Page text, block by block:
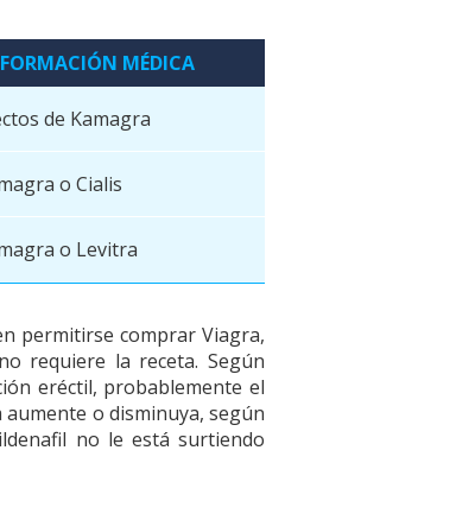
MÉDICA
de Kamagra
o Cialis
o Levitra
permitirse comprar Viagra,
requiere la receta. Según
eréctil, probablemente el
o disminuya, según
no le está surtiendo